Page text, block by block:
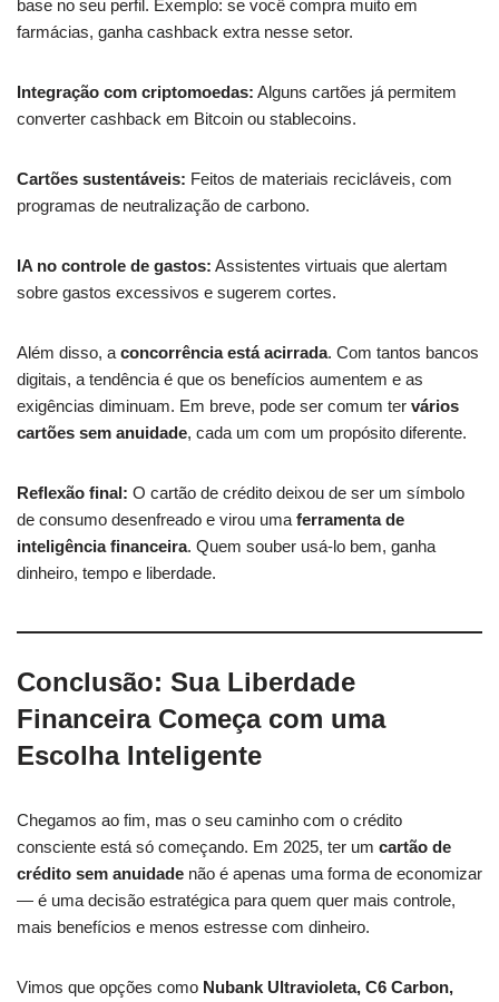
base no seu perfil. Exemplo: se você compra muito em
farmácias, ganha cashback extra nesse setor.
Integração com criptomoedas: Alguns cartões já permitem
converter cashback em Bitcoin ou stablecoins.
Cartões sustentáveis: Feitos de materiais recicláveis, com
programas de neutralização de carbono.
IA no controle de gastos: Assistentes virtuais que alertam
sobre gastos excessivos e sugerem cortes.
Além disso, a concorrência está acirrada. Com tantos bancos
digitais, a tendência é que os benefícios aumentem e as
exigências diminuam. Em breve, pode ser comum ter vários
cartões sem anuidade, cada um com um propósito diferente.
Reflexão final: O cartão de crédito deixou de ser um símbolo
de consumo desenfreado e virou uma ferramenta de
inteligência financeira. Quem souber usá-lo bem, ganha
dinheiro, tempo e liberdade.
Conclusão: Sua Liberdade
Financeira Começa com uma
Escolha Inteligente
Chegamos ao fim, mas o seu caminho com o crédito
consciente está só começando. Em 2025, ter um cartão de
crédito sem anuidade não é apenas uma forma de economizar
— é uma decisão estratégica para quem quer mais controle,
mais benefícios e menos estresse com dinheiro.
Vimos que opções como Nubank Ultravioleta, C6 Carbon,